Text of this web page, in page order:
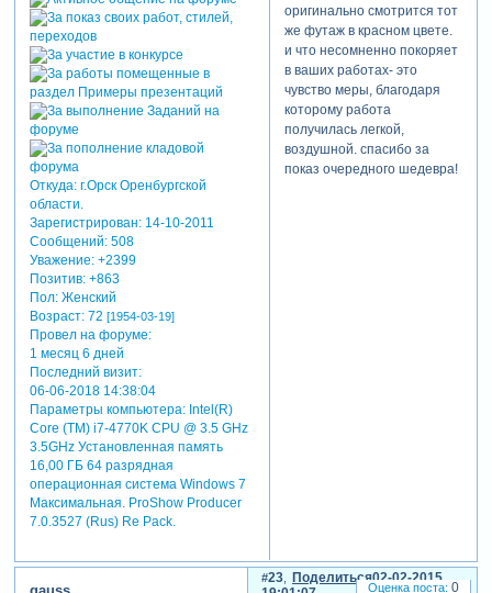
Откуда:г.Орск Оренбургской
области.
Зарегистрирован: 14-10-2011
Сообщений:508
Уважение: +2399
Позитив: +863
Пол:Женский
Возраст:72 [1954-03-19]
Провел на форуме:
1 месяц 6 дней
Последний визит:
06-06-2018 14:38:04
Параметры компьютера:Intel(R)
Core (TM) i7-4770K CPU @ 3.5 GHz
3.5GHz Установленная память
16,00 ГБ 64 разрядная
операционная система Windows 7
Максимальная. ProShow Producer
7.0.3527 (Rus) Re Pack.
оригинально смотрится тот
же футаж в красном цвете.
и что несомненно покоряет
в ваших работах- это
чувство меры, благодаря
которому работа
получилась легкой,
воздушной. спасибо за
показ очередного шедевра!
Поделиться
23
02-02-2015
0